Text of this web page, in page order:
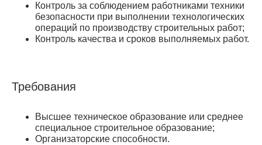
Контроль за соблюдением работниками техники
безопасности при выполнении технологических
операций по производству строительных работ;
Контроль качества и сроков выполняемых работ.
Требования
Высшее техническое образование или среднее
специальное строительное образование;
Организаторские способности.